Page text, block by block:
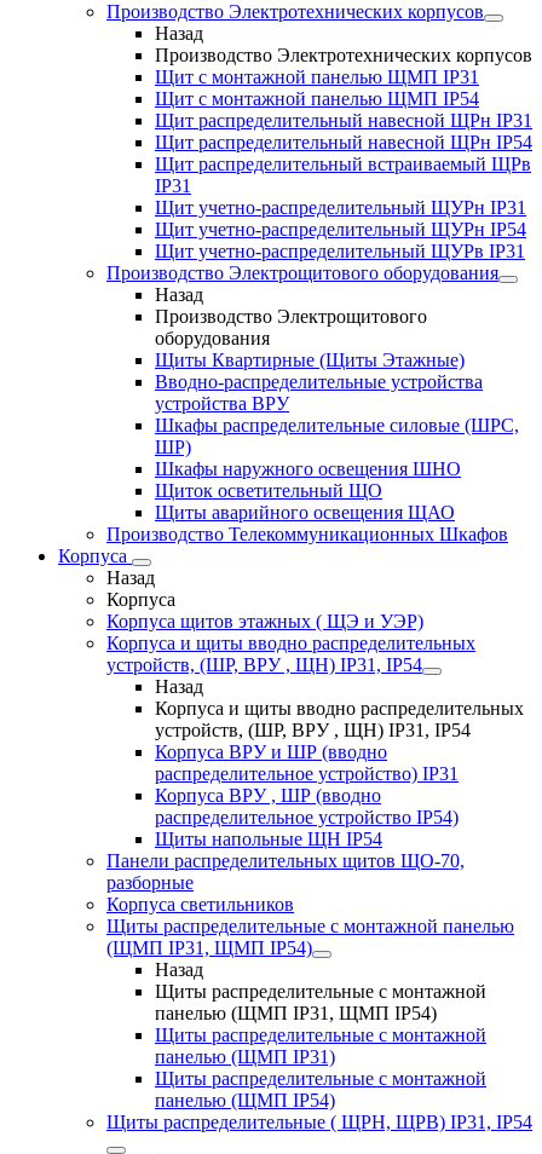
Производство Электротехнических корпусов
Назад
Производство Электротехнических корпусов
Щит с монтажной панелью ЩМП IP31
Щит с монтажной панелью ЩМП IP54
Щит распределительный навесной ЩРн IP31
Щит распределительный навесной ЩРн IP54
Щит распределительный встраиваемый ЩРв
IP31
Щит учетно-распределительный ЩУРн IP31
Щит учетно-распределительный ЩУРн IP54
Щит учетно-распределительный ЩУРв IP31
Производство Электрощитового оборудования
Назад
Производство Электрощитового
оборудования
Щиты Квартирные (Щиты Этажные)
Вводно-распределительные устройства
устройства ВРУ
Шкафы распределительные силовые (ШРС,
ШР)
Шкафы наружного освещения ШНО
Щиток осветительный ЩО
Щиты аварийного освещения ЩАО
Производство Телекоммуникационных Шкафов
Корпуса
Назад
Корпуса
Корпуса щитов этажных ( ЩЭ и УЭР)
Корпуса и щиты вводно распределительных
устройств, (ШР, ВРУ , ЩН) IP31, IP54
Назад
Корпуса и щиты вводно распределительных
устройств, (ШР, ВРУ , ЩН) IP31, IP54
Корпуса ВРУ и ШР (вводно
распределительное устройство) IP31
Корпуса ВРУ , ШР (вводно
распределительное устройство IP54)
Щиты напольные ЩН IP54
Панели распределительных щитов ЩО-70,
разборные
Корпуса светильников
Щиты распределительные с монтажной панелью
(ЩМП IP31, ЩМП IP54)
Назад
Щиты распределительные с монтажной
панелью (ЩМП IP31, ЩМП IP54)
Щиты распределительные с монтажной
панелью (ЩМП IP31)
Щиты распределительные с монтажной
панелью (ЩМП IP54)
Щиты распределительные ( ЩРН, ЩРВ) IP31, IP54